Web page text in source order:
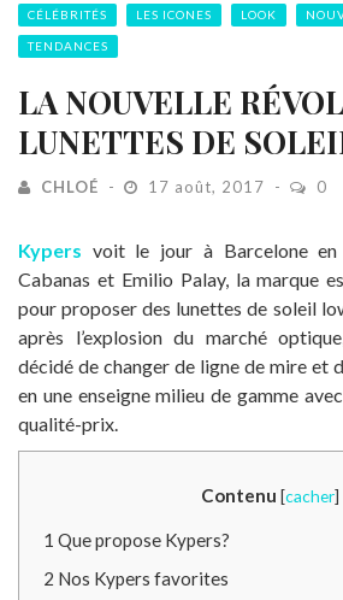
CÉLÉBRITÉS LES ICONES LOOK
TENDANCES
LA NOUVELLE
LUNETTES DE
CHLOÉ 17 août, 2017 0
Kypers voit le jour à Barcelone
Cabanas et Emilio Palay, la marque
pour proposer des lunettes de soleil
après l’explosion du marché
décidé de changer de ligne de mire et
en une enseigne milieu de gamme
qualité-prix.
Contenu [cacher]
1 Que propose Kypers?
2 Nos Kypers favorites